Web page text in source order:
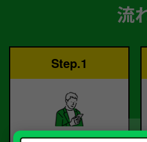
流
Step.1